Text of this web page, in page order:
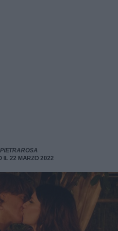
IL 22 MARZO 2022